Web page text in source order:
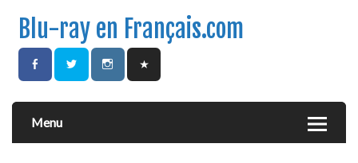
Blu-ray en Français.com
Menu